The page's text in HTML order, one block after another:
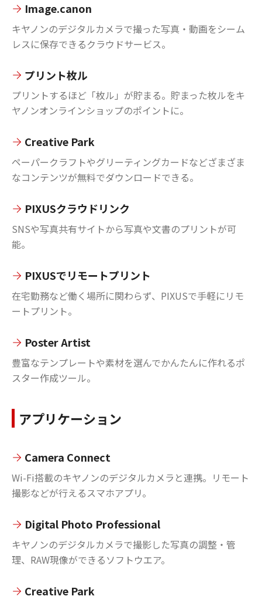
Image.canon
キヤノンのデジタルカメラで撮った写真・動画をシーム
レスに保存できるクラウドサービス。
プリント枚ル
プリントするほど「枚ル」が貯まる。貯まった枚ルをキ
ヤノンオンラインショップのポイントに。
Creative Park
ペーパークラフトやグリーティングカードなどざまざま
なコンテンツが無料でダウンロードできる。
PIXUSクラウドリンク
SNSや写真共有サイトから写真や文書のプリントが可
能。
PIXUSでリモートプリント
在宅勤務など働く場所に関わらず、PIXUSで手軽にリモ
ートプリント。
Poster Artist
豊富なテンプレートや素材を選んでかんたんに作れるポ
スター作成ツール。
アプリケーション
Camera Connect
Wi-Fi搭載のキヤノンのデジタルカメラと連携。リモート
撮影などが行えるスマホアプリ。
Digital Photo Professional
キヤノンのデジタルカメラで撮影した写真の調整・管
理、RAW現像ができるソフトウエア。
Creative Park